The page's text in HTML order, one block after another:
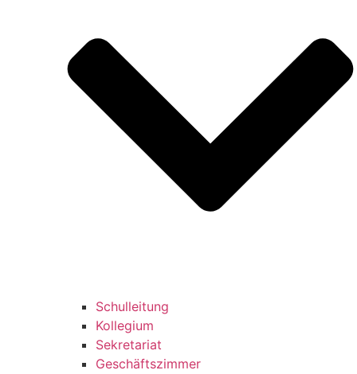
Schulleitung
Kollegium
Sekretariat
Geschäftszimmer